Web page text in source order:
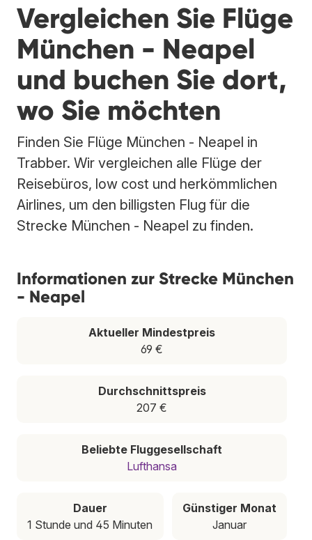
Vergleichen Sie Flüge
München - Neapel
und buchen Sie dort,
wo Sie möchten
Finden Sie Flüge München - Neapel in
Trabber. Wir vergleichen alle Flüge der
Reisebüros, low cost und herkömmlichen
Airlines, um den billigsten Flug für die
Strecke München - Neapel zu finden.
Informationen zur Strecke München
- Neapel
Aktueller Mindestpreis
69 €
Durchschnittspreis
207 €
Beliebte Fluggesellschaft
Lufthansa
Dauer
1 Stunde und 45 Minuten
Günstiger Monat
Januar